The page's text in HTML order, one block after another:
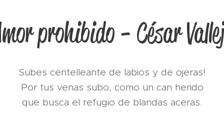
prohibido - César
Subes centelleante de labios y de ojeras!
Por tus venas subo, como un can herido
que busca el refugio de blandas aceras.